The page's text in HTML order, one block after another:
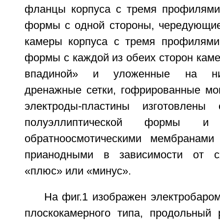
фланцы корпуса с тремя профилями
формы с одной стороны,
камеры корпуса с тремя профилями
формы с каждой из обеих сторон
впадиной» и уложенные на
дренажные сетки, гофрированные
электроды-пластины
полуэллиптической формы
обратноосмотическими
прианодными в зависимости от
«плюс» или «минус».
На фиг.1 изображен
плоскокамерного типа,